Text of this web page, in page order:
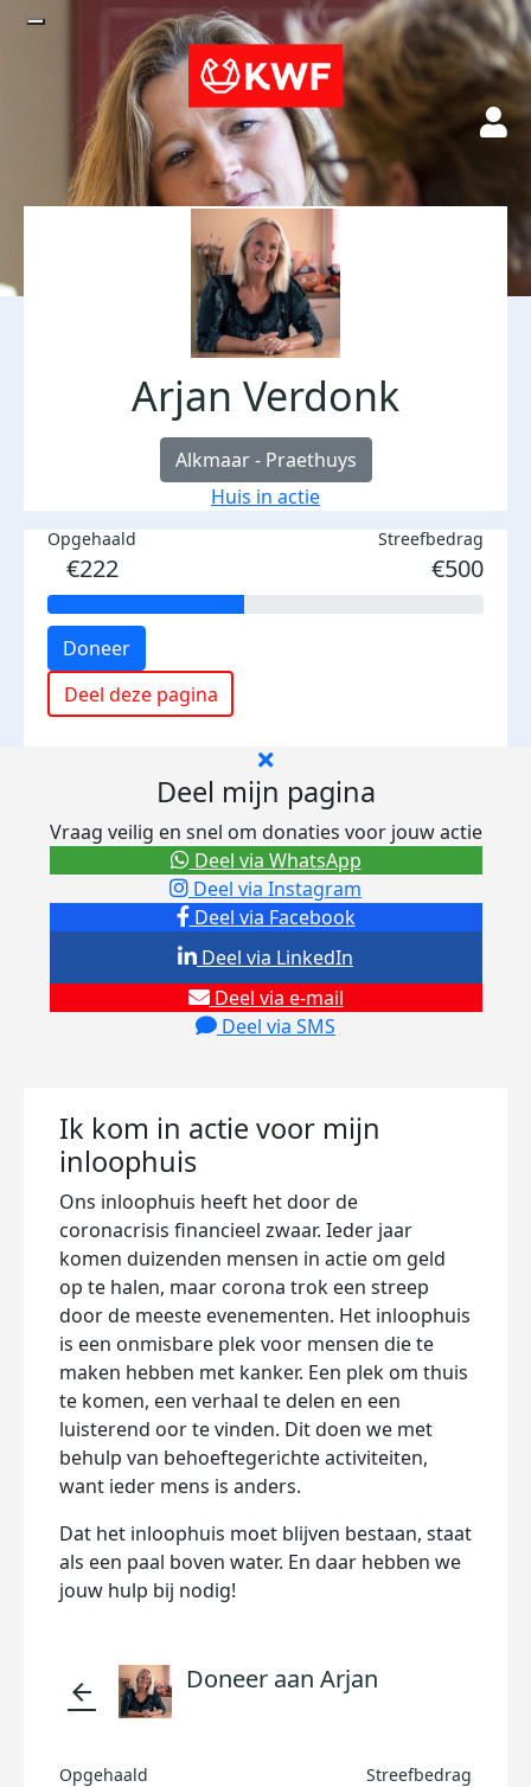
Arjan Verdonk
Alkmaar - Praethuys
Huis in actie
Opgehaald
€222
Streefbedrag
€500
Doneer
Deel deze pagina
Deel mijn pagina
Vraag veilig en snel om donaties voor jouw actie
Deel via Facebook
Deel via Instagram
Deel via e-mail
Deel via SMS
Deel via LinkedIn
Deel via WhatsApp
Ik kom in actie voor mijn
inloophuis
Ons inloophuis heeft het door de
coronacrisis financieel zwaar. Ieder jaar
komen duizenden mensen in actie om geld
op te halen, maar corona trok een streep
door de meeste evenementen. Het inloophuis
is een onmisbare plek voor mensen die te
maken hebben met kanker. Een plek om thuis
te komen, een verhaal te delen en een
luisterend oor te vinden. Dit doen we met
behulp van behoeftegerichte activiteiten,
want ieder mens is anders.
Dat het inloophuis moet blijven bestaan, staat
als een paal boven water. En daar hebben we
jouw hulp bij nodig!
arrow_back Doneer aan Arjan
Opgehaald Streefbedrag